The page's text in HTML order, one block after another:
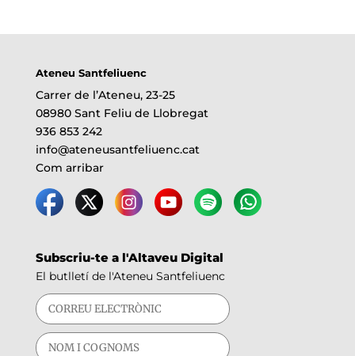
Ateneu Santfeliuenc
Carrer de l’Ateneu, 23-25
08980 Sant Feliu de Llobregat
936 853 242
info@ateneusantfeliuenc.cat
Com arribar
Subscriu-te a l'Altaveu Digital
El butlletí de l'Ateneu Santfeliuenc